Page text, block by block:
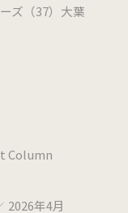
ズ（37）大葉
Column
2026年4月